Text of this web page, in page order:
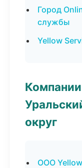
Город
службы
Yellow
округ
ООО